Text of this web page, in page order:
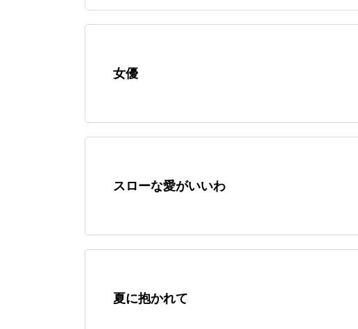
女優
スローな愛がいいわ
夏に抱かれて